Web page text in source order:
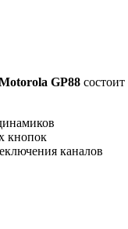
GP88 состоит
кнопок
каналов